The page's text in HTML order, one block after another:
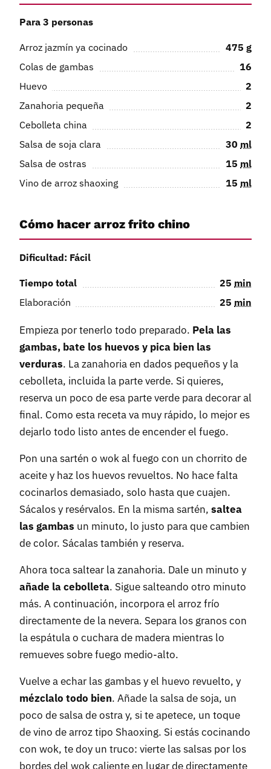
Para 3 personas
Arroz jazmín ya cocinado 475 g
Colas de gambas
16
Huevo
2
Zanahoria pequeña
2
Cebolleta china
2
Salsa de soja clara
30 ml
Salsa de ostras
15 ml
Vino de arroz shaoxing
15 ml
Cómo hacer arroz frito chino
Dificultad: Fácil
Tiempo total 25 min
Elaboración
25 min
Empieza por tenerlo todo preparado. Pela las
gambas, bate los huevos y pica bien las
verduras. La zanahoria en dados pequeños y la
cebolleta, incluida la parte verde. Si quieres,
reserva un poco de esa parte verde para decorar al
final. Como esta receta va muy rápido, lo mejor es
dejarlo todo listo antes de encender el fuego.
Pon una sartén o wok al fuego con un chorrito de
aceite y haz los huevos revueltos. No hace falta
cocinarlos demasiado, solo hasta que cuajen.
Sácalos y resérvalos. En la misma sartén, saltea
las gambas un minuto, lo justo para que cambien
de color. Sácalas también y reserva.
Ahora toca saltear la zanahoria. Dale un minuto y
añade la cebolleta. Sigue salteando otro minuto
más. A continuación, incorpora el arroz frío
directamente de la nevera. Separa los granos con
la espátula o cuchara de madera mientras lo
remueves sobre fuego medio-alto.
Vuelve a echar las gambas y el huevo revuelto, y
mézclalo todo bien. Añade la salsa de soja, un
poco de salsa de ostra y, si te apetece, un toque
de vino de arroz tipo Shaoxing. Si estás cocinando
con wok, te doy un truco: vierte las salsas por los
bordes del wok caliente en lugar de directamente